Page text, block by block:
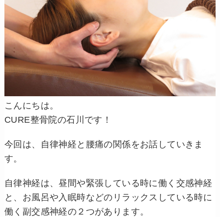
こんにちは。
CURE整骨院の石川です！
今回は、自律神経と腰痛の関係をお話していきま
す。
自律神経は、昼間や緊張している時に働く交感神経
と、お風呂や入眠時などのリラックスしている時に
働く副交感神経の２つがあります。